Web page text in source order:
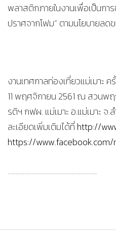
พลาสติกภายในงานเพื่อเป็นกา
ปราศจากโฟม” ตามนโยบายล
งานเทศกาลท่องเที่ยวแม่เมาะ
11 พฤศจิกายน 2561 ณ สวนพ
รติฯ กฟผ. แม่เมาะ อ.แม่เมาะ
ละเอียดเพิ่มเติมได้ที่ http://
https://
……………………………………………..